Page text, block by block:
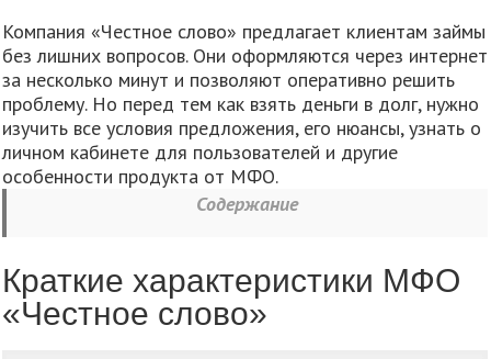
Компания «Честное слово» предлагает клиентам займы
без лишних вопросов. Они оформляются через интернет
за несколько минут и позволяют оперативно решить
проблему. Но перед тем как взять деньги в долг, нужно
изучить все условия предложения, его нюансы, узнать о
личном кабинете для пользователей и другие
особенности продукта от МФО.
Содержание
Краткие характеристики МФО
«Честное слово»